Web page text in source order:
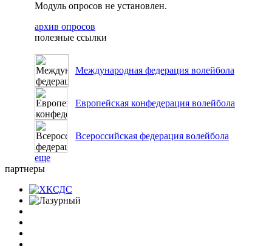
Модуль опросов не установлен.
архив опросов
полезные ссылки
Международная федерация волейбола
Европейская конфедерация волейбола
Всероссийская федерация волейбола
еще
партнеры